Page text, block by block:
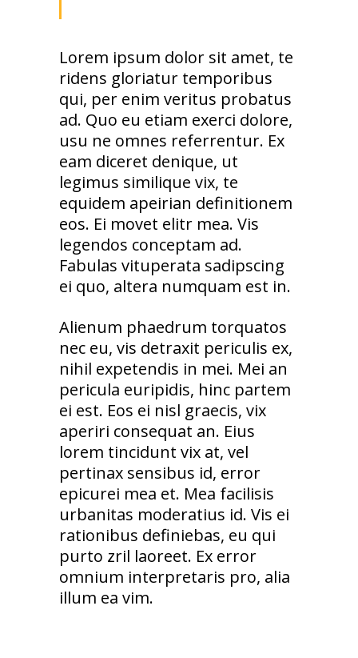
Lorem ipsum dolor sit amet, te
ridens gloriatur temporibus
qui, per enim veritus probatus
ad. Quo eu etiam exerci dolore,
usu ne omnes referrentur. Ex
eam diceret denique, ut
legimus similique vix, te
equidem apeirian definitionem
eos. Ei movet elitr mea. Vis
legendos conceptam ad.
Fabulas vituperata sadipscing
ei quo, altera numquam est in.
Alienum phaedrum torquatos
nec eu, vis detraxit periculis ex,
nihil expetendis in mei. Mei an
pericula euripidis, hinc partem
ei est. Eos ei nisl graecis, vix
aperiri consequat an. Eius
lorem tincidunt vix at, vel
pertinax sensibus id, error
epicurei mea et. Mea facilisis
urbanitas moderatius id. Vis ei
rationibus definiebas, eu qui
purto zril laoreet. Ex error
omnium interpretaris pro, alia
illum ea vim.